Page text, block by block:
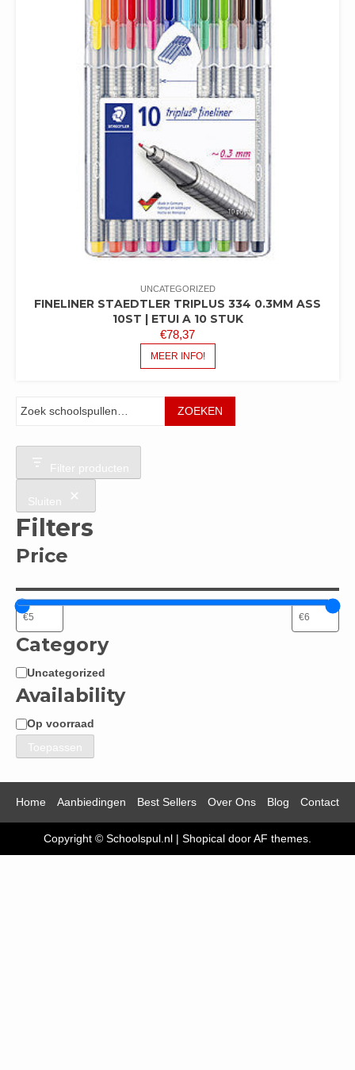
UNCATEGORIZED
FINELINER STAEDTLER TRIPLUS 334 0.3MM ASS
10ST | ETUI A 10 STUK
€78,37
MEER INFO!
ZOEKEN
Filter producten
Sluiten
Filters
Price
Category
Categorie
Uncategorized
Availability
Beschikbaarheid
Op voorraad
Toepassen
Home Aanbiedingen Best Sellers Over Ons Blog Contact
Copyright © Schoolspul.nl | Shopical door AF themes.